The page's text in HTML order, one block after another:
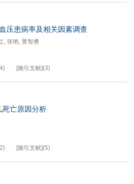
压患病率及相关因素调查
, 张艳, 黄智勇
4) [施引文献](3)
死亡原因分析
2) [施引文献](5)